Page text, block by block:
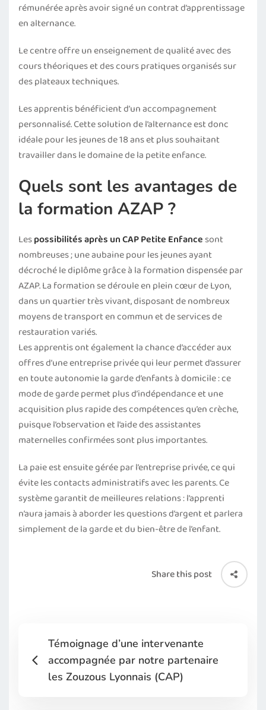
rémunérée après avoir signé un contrat d’apprentissage
en alternance.
Le centre offre un enseignement de qualité avec des
cours théoriques et des cours pratiques organisés sur
des plateaux techniques.
Les apprentis bénéficient d’un accompagnement
personnalisé. Cette solution de l’alternance est donc
idéale pour les jeunes de 18 ans et plus souhaitant
travailler dans le domaine de la petite enfance.
Quels sont les avantages de
la formation AZAP ?
Lespossibilités après un CAP Petite Enfance sont
nombreuses ; une aubaine pour les jeunes ayant
décroché le diplôme grâce à la formation dispensée par
AZAP. La formation se déroule en plein cœur de Lyon,
dans un quartier très vivant, disposant de nombreux
moyens de transport en commun et de services de
restauration variés.
Les apprentis ont également la chance d’accéder aux
offres d’une entreprise privée qui leur permet d’assurer
en toute autonomie la garde d’enfants à domicile : ce
mode de garde permet plus d’indépendance et une
acquisition plus rapide des compétences qu’en crèche,
puisque l’observation et l’aide des assistantes
maternelles confirmées sont plus importantes.
La paie est ensuite gérée par l’entreprise privée, ce qui
évite les contacts administratifs avec les parents. Ce
système garantit de meilleures relations : l’apprenti
n’aura jamais à aborder les questions d’argent et parlera
simplement de la garde et du bien-être de l’enfant.
Share this post
Témoignage d’une intervenante
accompagnée par notre partenaire
les Zouzous Lyonnais (CAP)